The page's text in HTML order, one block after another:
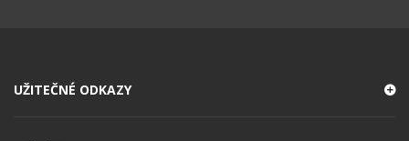
UŽITEČNÉ ODKAZY